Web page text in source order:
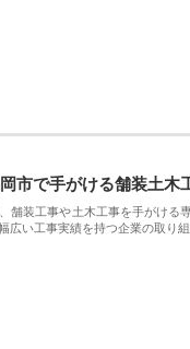
市で手がける舗装土木
舗装工事や土木工事を手がける
広い工事実績を持つ企業の取り